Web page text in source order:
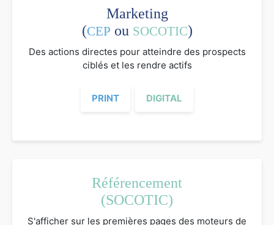
Marketing
(CEP ou SOCOTIC)
Des actions directes pour atteindre des prospects
ciblés et les rendre actifs
PRINT DIGITAL
Référencement
(SOCOTIC)
S'afficher sur les premières pages des moteurs de